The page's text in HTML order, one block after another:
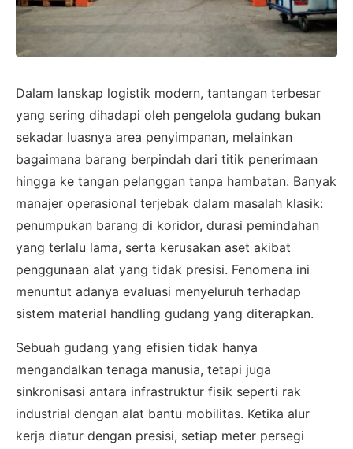
Dalam lanskap logistik modern, tantangan terbesar
yang sering dihadapi oleh pengelola gudang bukan
sekadar luasnya area penyimpanan, melainkan
bagaimana barang berpindah dari titik penerimaan
hingga ke tangan pelanggan tanpa hambatan. Banyak
manajer operasional terjebak dalam masalah klasik:
penumpukan barang di koridor, durasi pemindahan
yang terlalu lama, serta kerusakan aset akibat
penggunaan alat yang tidak presisi. Fenomena ini
menuntut adanya evaluasi menyeluruh terhadap
sistem material handling gudang yang diterapkan.
Sebuah gudang yang efisien tidak hanya
mengandalkan tenaga manusia, tetapi juga
sinkronisasi antara infrastruktur fisik seperti rak
industrial dengan alat bantu mobilitas. Ketika alur
kerja diatur dengan presisi, setiap meter persegi